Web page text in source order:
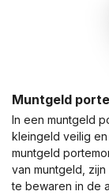
Muntgeld
In een muntgeld
kleingeld veilig
muntgeld
van muntgeld,
te bewaren in de